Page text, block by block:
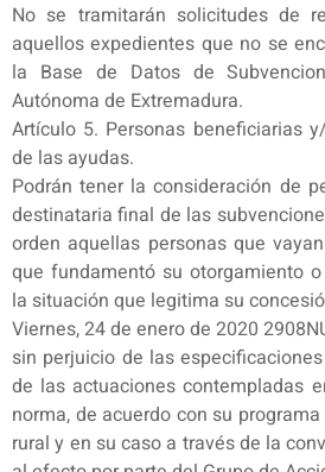
No se tramitarán solicitudes de
aquellos expedientes que no se
la Base de Datos de
Autónoma de Extremadura.
Artículo 5. Personas beneficiarias
de las ayudas.
Podrán tener la consideración de
destinataria final de las
orden aquellas personas que
que fundamentó su otorgamiento
la situación que legitima su
Viernes, 24 de enero de 2020
sin perjuicio de las
de las actuaciones contempladas
norma, de acuerdo con su
rural y en su caso a través de la